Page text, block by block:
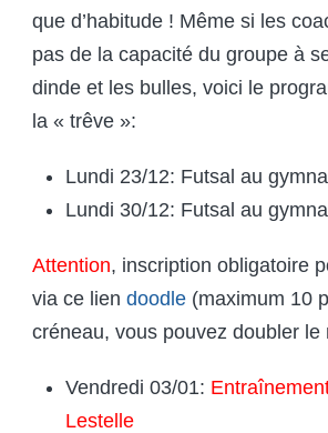
que d’habitude ! Même si les
pas de la capacité du groupe à
dinde et les bulles, voici le
la « trêve »:
Lundi 23/12: Futsal au
Lundi 30/12: Futsal au
Attention, inscription obligatoire
via ce lien doodle (maximum 10
créneau, vous pouvez doubler le
Vendredi 03/01:
Lestelle